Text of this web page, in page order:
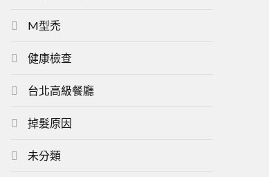
M型禿
健康檢查
台北高級餐廳
掉髮原因
未分類